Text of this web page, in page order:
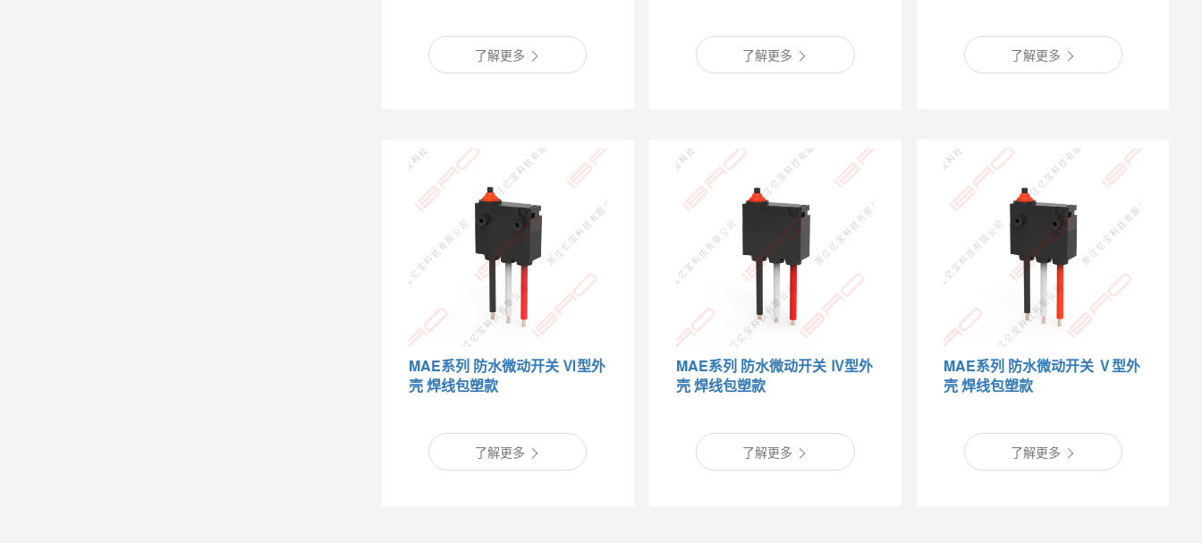
了解更多 了解更多 了解更多
MAE系列 防水微动开关 Ⅵ型外
壳 焊线包塑款
了解更多
MAE系列 防水微动开关 Ⅳ型外
壳 焊线包塑款
了解更多
MAE系列 防水微动开关 Ⅴ型外
壳 焊线包塑款
了解更多